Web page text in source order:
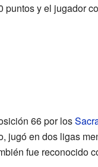
puntos y el jugador
66 por los
jugó en dos ligas
fue reconocido